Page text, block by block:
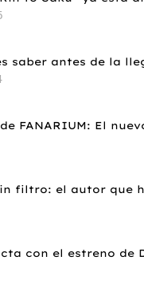
saber antes de la
FANARIUM: El
filtro: el autor que
con el estreno de